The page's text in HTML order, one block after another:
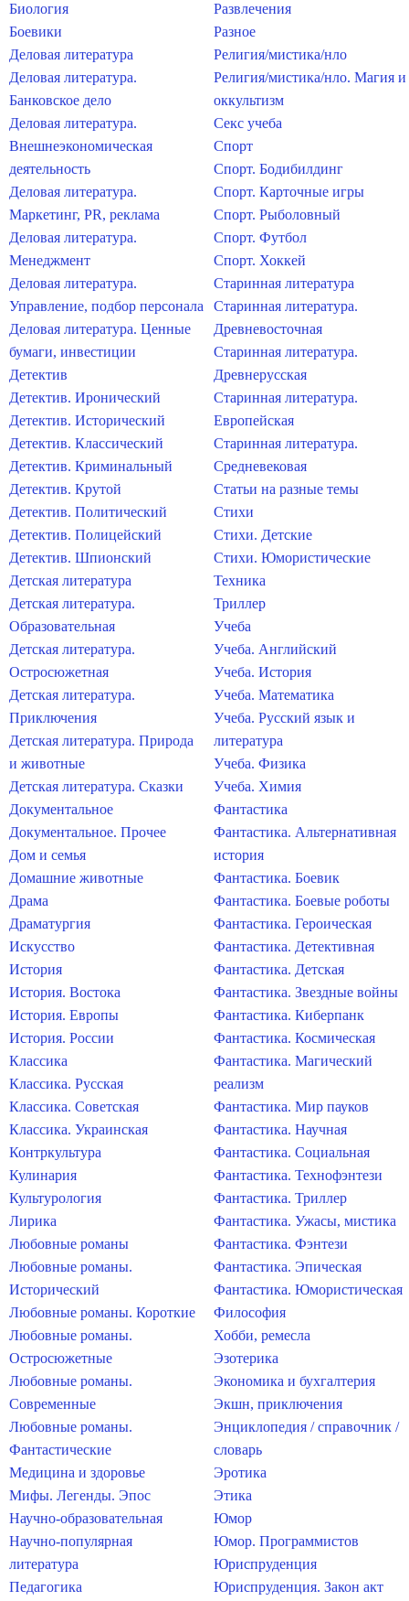
Биология
Боевики
Деловая литература
Деловая литература.
Банковское дело
Деловая литература.
Внешнеэкономическая
деятельность
Деловая литература.
Маркетинг, PR, реклама
Деловая литература.
Менеджмент
Деловая литература.
Управление, подбор персонала
Деловая литература. Ценные
бумаги, инвестиции
Детектив
Детектив. Иронический
Детектив. Исторический
Детектив. Классический
Детектив. Криминальный
Детектив. Крутой
Детектив. Политический
Детектив. Полицейский
Детектив. Шпионский
Детская литература
Детская литература.
Образовательная
Детская литература.
Остросюжетная
Детская литература.
Приключения
Детская литература. Природа
и животные
Детская литература. Сказки
Документальное
Документальное. Прочее
Дом и семья
Домашние животные
Драма
Драматургия
Искусство
История
История. Востока
История. Европы
История. России
Классика
Классика. Русская
Классика. Советская
Классика. Украинская
Контркультура
Кулинария
Культурология
Лирика
Любовные романы
Любовные романы.
Исторический
Любовные романы. Короткие
Любовные романы.
Остросюжетные
Любовные романы.
Современные
Любовные романы.
Фантастические
Медицина и здоровье
Мифы. Легенды. Эпос
Научно-образовательная
Научно-популярная
литература
Педагогика
Развлечения
Разное
Религия/мистика/нло
Религия/мистика/нло. Магия и
оккультизм
Секс учеба
Спорт
Спорт. Бодибилдинг
Спорт. Карточные игры
Спорт. Рыболовный
Спорт. Футбол
Спорт. Хоккей
Старинная литература
Старинная литература.
Древневосточная
Старинная литература.
Древнерусская
Старинная литература.
Европейская
Старинная литература.
Средневековая
Статьи на разные темы
Стихи
Стихи. Детские
Стихи. Юмористические
Техника
Триллер
Учеба
Учеба. Английский
Учеба. История
Учеба. Математика
Учеба. Русский язык и
литература
Учеба. Физика
Учеба. Химия
Фантастика
Фантастика. Альтернативная
история
Фантастика. Боевик
Фантастика. Боевые роботы
Фантастика. Героическая
Фантастика. Детективная
Фантастика. Детская
Фантастика. Звездные войны
Фантастика. Киберпанк
Фантастика. Космическая
Фантастика. Магический
реализм
Фантастика. Мир пауков
Фантастика. Научная
Фантастика. Социальная
Фантастика. Технофэнтези
Фантастика. Триллер
Фантастика. Ужасы, мистика
Фантастика. Фэнтези
Фантастика. Эпическая
Фантастика. Юмористическая
Философия
Хобби, ремесла
Эзотерика
Экономика и бухгалтерия
Экшн, приключения
Энциклопедия / справочник /
словарь
Эротика
Этика
Юмор
Юмор. Программистов
Юриспруденция
Юриспруденция. Закон акт